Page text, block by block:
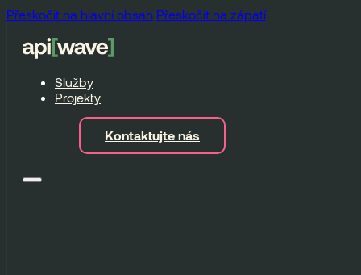
Přeskočit na hlavní obsah Přeskočit na zápatí
Služby
Projekty
Kontaktujte nás